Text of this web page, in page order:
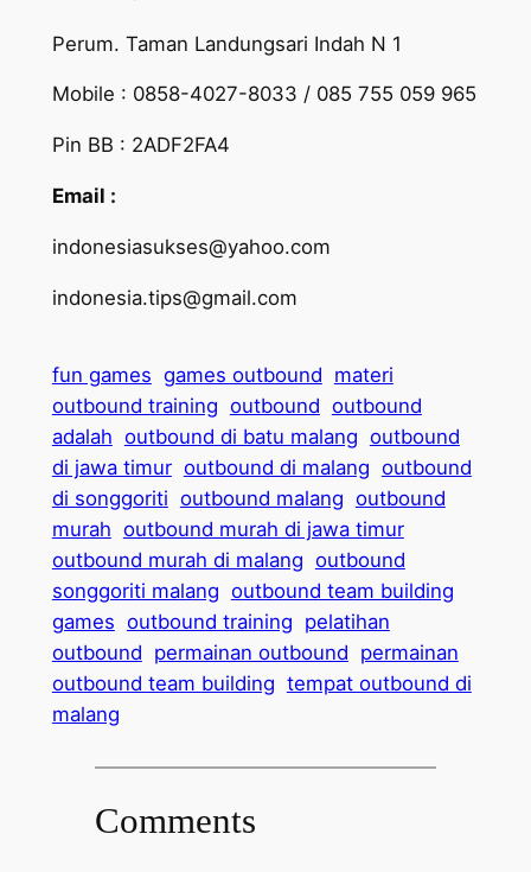
Perum. Taman Landungsari Indah N 1
Mobile : 0858-4027-8033 / 085 755 059 965
Pin BB : 2ADF2FA4
Email :
indonesiasukses@yahoo.com
indonesia.tips@gmail.com
fun games games outbound materi
outbound training outbound outbound
adalah outbound di batu malang outbound
di jawa timur outbound di malang outbound
di songgoriti outbound malang outbound
murah outbound murah di jawa timur
outbound murah di malang outbound
songgoriti malang outbound team building
games outbound training pelatihan
outbound permainan outbound permainan
outbound team building tempat outbound di
malang
Comments